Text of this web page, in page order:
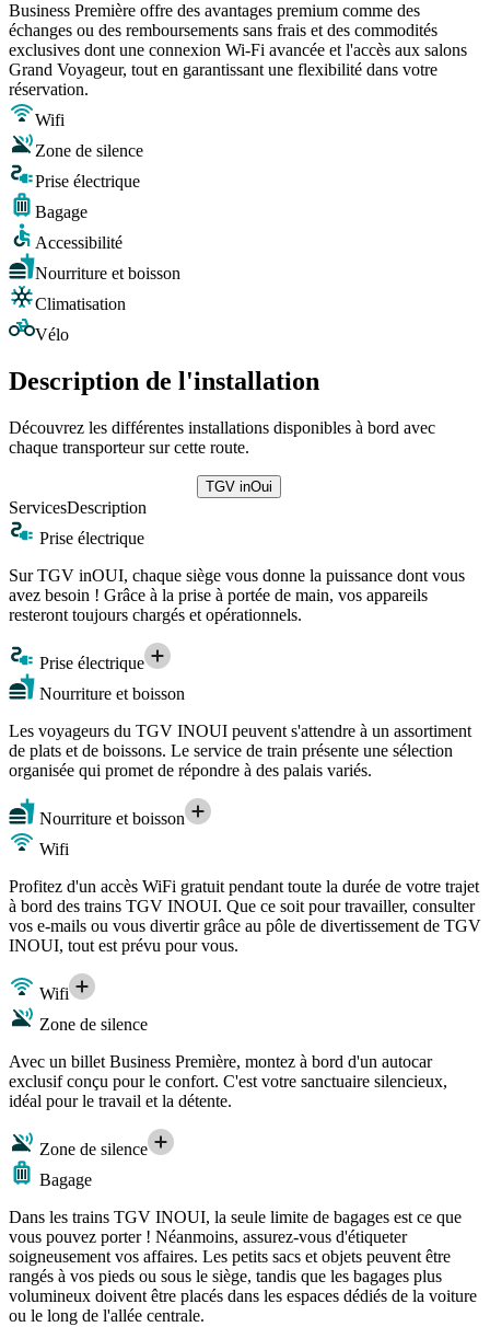
Business Première offre des avantages premium comme des
échanges ou des remboursements sans frais et des commodités
exclusives dont une connexion Wi-Fi avancée et l'accès aux salons
Grand Voyageur, tout en garantissant une flexibilité dans votre
réservation.
Wifi
Zone de silence
Prise électrique
Bagage
Accessibilité
Nourriture et boisson
Climatisation
Vélo
Description de l'installation
Découvrez les différentes installations disponibles à bord avec
chaque transporteur sur cette route.
TGV inOui
ServicesDescription
Prise électrique
Sur TGV inOUI, chaque siège vous donne la puissance dont vous
avez besoin ! Grâce à la prise à portée de main, vos appareils
resteront toujours chargés et opérationnels.
Prise électrique
Nourriture et boisson
Les voyageurs du TGV INOUI peuvent s'attendre à un assortiment
de plats et de boissons. Le service de train présente une sélection
organisée qui promet de répondre à des palais variés.
Nourriture et boisson
Wifi
Profitez d'un accès WiFi gratuit pendant toute la durée de votre trajet
à bord des trains TGV INOUI. Que ce soit pour travailler, consulter
vos e-mails ou vous divertir grâce au pôle de divertissement de TGV
INOUI, tout est prévu pour vous.
Wifi
Zone de silence
Avec un billet Business Première, montez à bord d'un autocar
exclusif conçu pour le confort. C'est votre sanctuaire silencieux,
idéal pour le travail et la détente.
Zone de silence
Bagage
Dans les trains TGV INOUI, la seule limite de bagages est ce que
vous pouvez porter ! Néanmoins, assurez-vous d'étiqueter
soigneusement vos affaires. Les petits sacs et objets peuvent être
rangés à vos pieds ou sous le siège, tandis que les bagages plus
volumineux doivent être placés dans les espaces dédiés de la voiture
ou le long de l'allée centrale.